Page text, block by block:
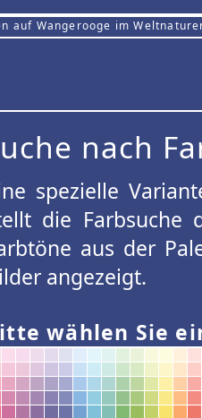
auf Wangerooge im
nach
spezielle
die Farbsuche
aus der
angezeigt.
wählen Sie